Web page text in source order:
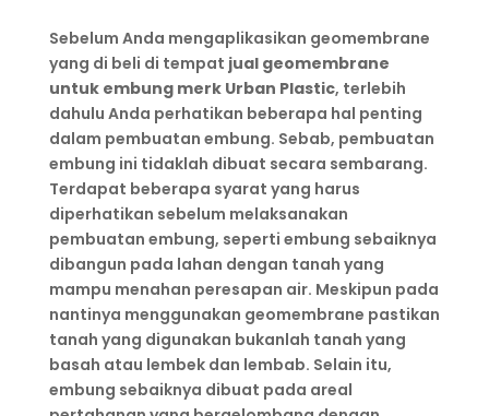
Sebelum Anda mengaplikasikan geomembrane
yang di beli di tempat jual geomembrane
untuk embung merk Urban Plastic, terlebih
dahulu Anda perhatikan beberapa hal penting
dalam pembuatan embung. Sebab, pembuatan
embung ini tidaklah dibuat secara sembarang.
Terdapat beberapa syarat yang harus
diperhatikan sebelum melaksanakan
pembuatan embung, seperti embung sebaiknya
dibangun pada lahan dengan tanah yang
mampu menahan peresapan air. Meskipun pada
nantinya menggunakan geomembrane pastikan
tanah yang digunakan bukanlah tanah yang
basah atau lembek dan lembab. Selain itu,
embung sebaiknya dibuat pada areal